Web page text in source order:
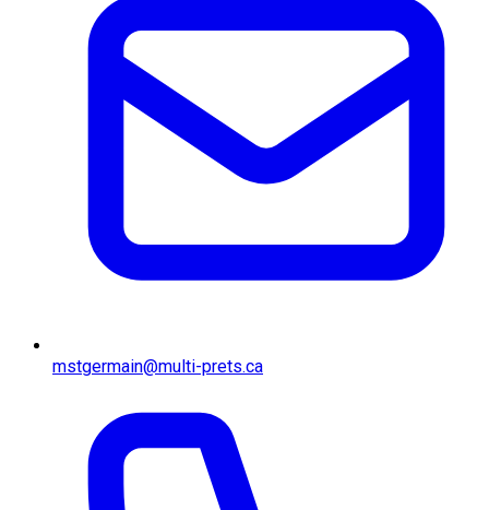
mstgermain@multi-prets.ca